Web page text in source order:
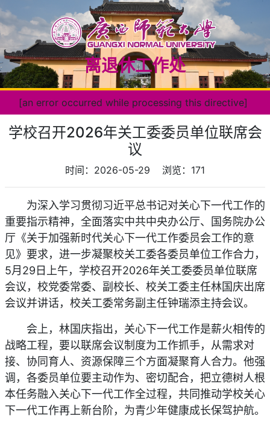
离退休工作处
[an error occurred while processing this directive]
学校召开2026年关工委委员单位联席会
议
时间：2026-05-29 浏览： 171
为深入学习贯彻习近平总书记对关心下一代工作的
重要指示精神，全面落实中共中央办公厅、国务院办公
厅《关于加强新时代关心下一代工作委员会工作的意
见》要求，进一步凝聚校关工委各委员单位工作合力，
5月29日上午，学校召开2026年关工委委员单位联席
会议，校党委常委、副校长、校关工委主任林国庆出席
会议并讲话，校关工委常务副主任钟瑞添主持会议。
会上，林国庆指出，关心下一代工作是薪火相传的
战略工程，要以联席会议制度为工作抓手，从需求对
接、协同育人、资源保障三个方面凝聚育人合力。他强
调，各委员单位要主动作为、密切配合，把立德树人根
本任务融入关心下一代工作全过程，共同推动学校关心
下一代工作再上新台阶，为青少年健康成长保驾护航。